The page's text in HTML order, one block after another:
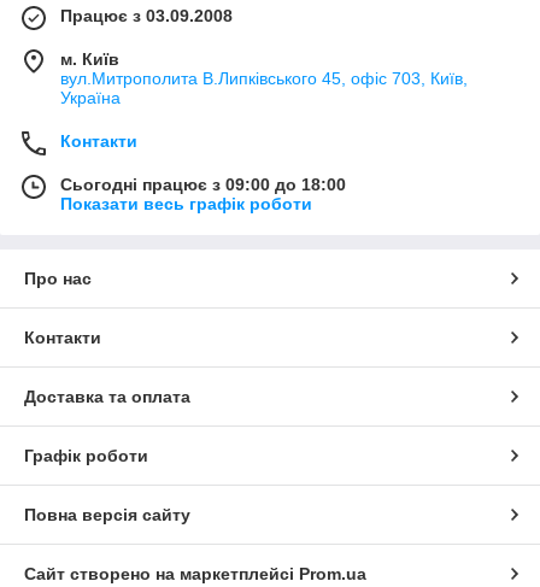
Працює з 03.09.2008
м. Київ
вул.Митрополита В.Липківського 45, офіс 703, Київ,
Україна
Контакти
Сьогодні працює з 09:00 до 18:00
Показати весь графік роботи
Про нас
Контакти
Доставка та оплата
Графік роботи
Повна версія сайту
Сайт створено на маркетплейсі Prom.ua